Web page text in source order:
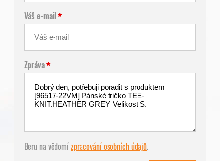
Váš e-mail
Zpráva
Beru na vědomízpracování osobních údajů.